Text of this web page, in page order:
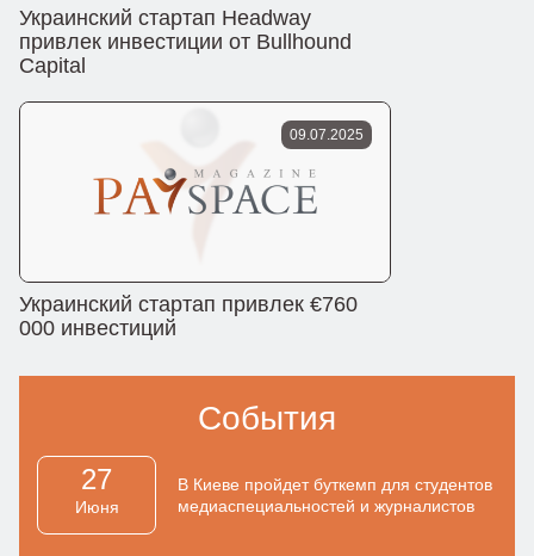
Украинский стартап Headway
привлек инвестиции от Bullhound
Capital
09.07.2025
Украинский стартап привлек €760
000 инвестиций
События
27
Июня
В Киеве пройдет буткемп для студентов
медиаспециальностей и журналистов